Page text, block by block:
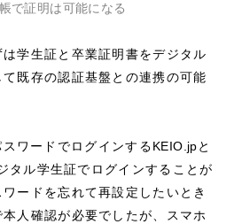
で証明は可能になる
学生証と卒業証明書をデジタル
既存の認証基盤との連携の可能
スワードでログインするKEIO.jpと
タル学生証でログインすることが
ードを忘れて再設定したいとき
人確認が必要でしたが、スマホ